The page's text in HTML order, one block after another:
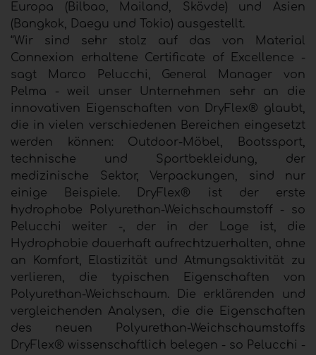
Europa (Bilbao, Mailand, Skövde) und Asien
(Bangkok, Daegu und Tokio) ausgestellt.
“Wir sind sehr stolz auf das von Material
Connexion erhaltene Certificate of Excellence -
sagt Marco Pelucchi, General Manager von
Pelma - weil unser Unternehmen sehr an die
innovativen Eigenschaften von DryFlex® glaubt,
die in vielen verschiedenen Bereichen eingesetzt
werden können: Outdoor-Möbel, Bootssport,
technische und Sportbekleidung, der
medizinische Sektor, Verpackungen, sind nur
einige Beispiele. DryFlex® ist der erste
hydrophobe Polyurethan-Weichschaumstoff - so
Pelucchi weiter -, der in der Lage ist, die
Hydrophobie dauerhaft aufrechtzuerhalten, ohne
an Komfort, Elastizität und Atmungsaktivität zu
verlieren, die typischen Eigenschaften von
Polyurethan-Weichschaum. Die erklärenden und
vergleichenden Analysen, die die Eigenschaften
des neuen Polyurethan-Weichschaumstoffs
DryFlex® wissenschaftlich belegen - so Pelucchi -